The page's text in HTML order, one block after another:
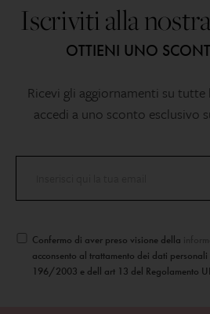
Iscriviti alla
OTTIENI UNO
Ricevi gli aggiornamenti su tutte
accedi a uno sconto esclusivo
Confermo di aver preso visione della
acconsento al trattamento dei dati
196/2003 e dell art 13 del Regolamento